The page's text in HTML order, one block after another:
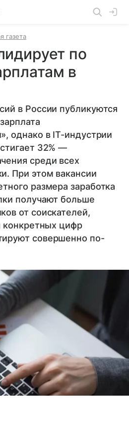
газета
по
в
в России публикуются
однако в IT-индустрии
32% —
среди всех
При этом вакансии
размера заработка
получают больше
от соискателей,
конкретных цифр
совершенно по-